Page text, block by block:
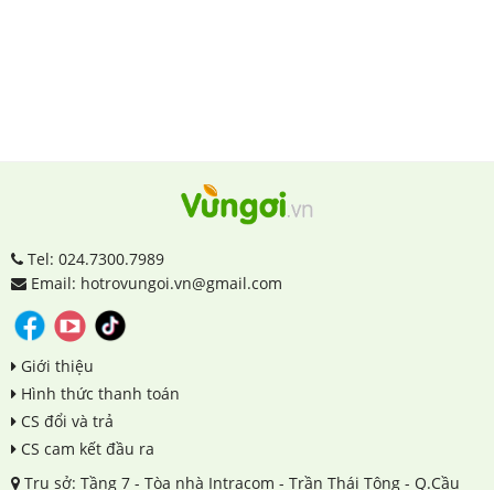
Tel: 024.7300.7989
Email: hotrovungoi.vn@gmail.com
Giới thiệu
Hình thức thanh toán
CS đổi và trả
CS cam kết đầu ra
Trụ sở: Tầng 7 - Tòa nhà Intracom - Trần Thái Tông - Q.Cầu